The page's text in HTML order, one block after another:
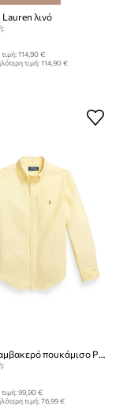
λινό
114,90 €
τιμή:114,90 €
Παιδικό βαμβακερό πουκάμισο Polo Ralph Lauren
99,90 €
τιμή:76,99 €